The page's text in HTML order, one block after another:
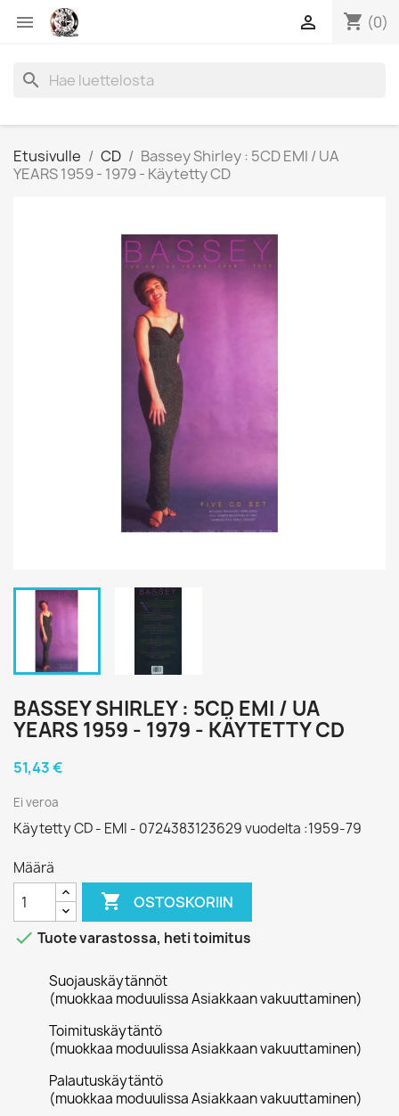
 shopping_cart (0)

search
Etusivulle CD
Bassey Shirley : 5CD EMI / UA
YEARS 1959 - 1979 - Käytetty CD
BASSEY SHIRLEY : 5CD EMI / UA
YEARS 1959 - 1979 - KÄYTETTY CD
51,43 €
Ei veroa
Käytetty CD - EMI - 0724383123629 vuodelta :1959-79
Määrä
 OSTOSKORIIN
 Tuote varastossa, heti toimitus
Suojauskäytännöt
(muokkaa moduulissa Asiakkaan vakuuttaminen)
Toimituskäytäntö
(muokkaa moduulissa Asiakkaan vakuuttaminen)
Palautuskäytäntö
(muokkaa moduulissa Asiakkaan vakuuttaminen)